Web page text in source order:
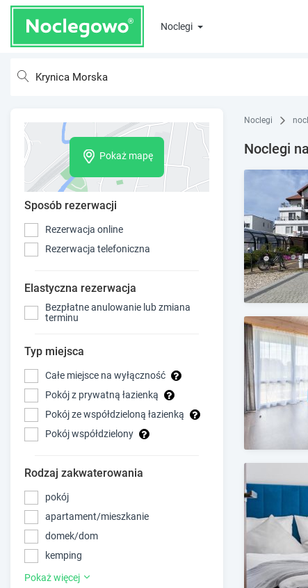
Noclegi
Pokaż mapę
Sposób rezerwacji
Rezerwacja online
Rezerwacja telefoniczna
Elastyczna rezerwacja
Bezpłatne anulowanie lub zmiana
terminu
Typ miejsca
Całe miejsce na wyłączność
Pokój z prywatną łazienką
Pokój ze współdzieloną łazienką
Pokój współdzielony
Rodzaj zakwaterowania
pokój
apartament/mieszkanie
domek/dom
kemping
Pokaż więcej
Noclegi
Noclegi